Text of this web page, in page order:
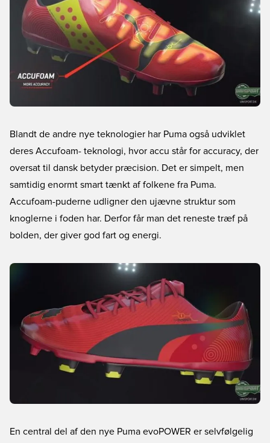
Blandt de andre nye teknologier har Puma også udviklet
deres Accufoam- teknologi, hvor accu står for accuracy, der
oversat til dansk betyder præcision. Det er simpelt, men
samtidig enormt smart tænkt af folkene fra Puma.
Accufoam-puderne udligner den ujævne struktur som
knoglerne i foden har. Derfor får man det reneste træf på
bolden, der giver god fart og energi.
En central del af den nye Puma evoPOWER er selvfølgelig